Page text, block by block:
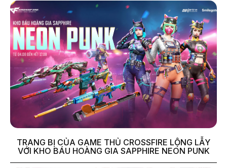
TRANG BỊ CỦA GAME THỦ CROSSFIRE LỘNG LẪY
VỚI KHO BÁU HOÀNG GIA SAPPHIRE NEON PUNK